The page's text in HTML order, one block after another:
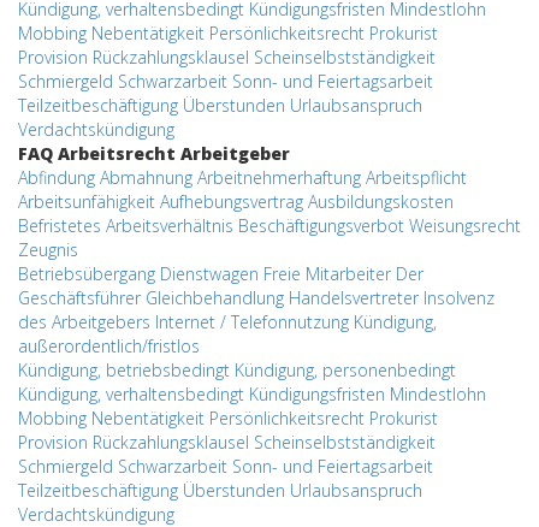
Kündigung, verhaltensbedingt Kündigungsfristen Mindestlohn
Mobbing Nebentätigkeit Persönlichkeitsrecht Prokurist
Provision Rückzahlungsklausel Scheinselbstständigkeit
Schmiergeld Schwarzarbeit Sonn- und Feiertagsarbeit
Teilzeitbeschäftigung Überstunden Urlaubsanspruch
Verdachtskündigung
FAQ Arbeitsrecht Arbeitgeber
Abfindung Abmahnung Arbeitnehmerhaftung Arbeitspflicht
Arbeitsunfähigkeit Aufhebungsvertrag Ausbildungskosten
Befristetes Arbeitsverhältnis Beschäftigungsverbot Weisungsrecht
Zeugnis
Betriebsübergang Dienstwagen Freie Mitarbeiter Der
Geschäftsführer Gleichbehandlung Handelsvertreter Insolvenz
des Arbeitgebers Internet / Telefonnutzung Kündigung,
außerordentlich/fristlos
Kündigung, betriebsbedingt Kündigung, personenbedingt
Kündigung, verhaltensbedingt Kündigungsfristen Mindestlohn
Mobbing Nebentätigkeit Persönlichkeitsrecht Prokurist
Provision Rückzahlungsklausel Scheinselbstständigkeit
Schmiergeld Schwarzarbeit Sonn- und Feiertagsarbeit
Teilzeitbeschäftigung Überstunden Urlaubsanspruch
Verdachtskündigung